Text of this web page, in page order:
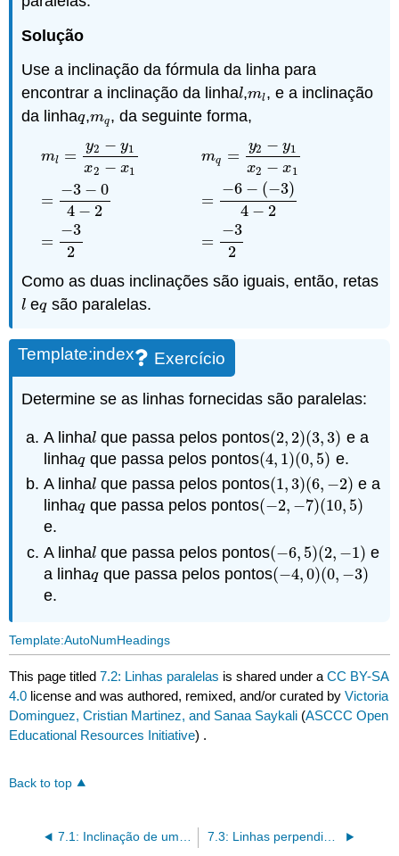
Solução
Use a inclinação da fórmula da linha para
encontrar a inclinação da linhal
l,ml
ml, e a inclinação
da linhaq
q,mq
mq, da seguinte forma,
ml =
y2 − y1
x2 − x1
=
−3 − 0
4 − 2
=
−3
2
mq =
y2 − y1
x2 − x1
=
−6 − (−3)
4 − 2
=
−3
2
=y 2−y1x2− y1x 2−x1=−3−0
Como as duas inclinações são iguais, então, retas
l
l eq
qsão paralelas.
Exercício
Template:index
Determine se as linhas fornecidas são paralelas:
A linhal
lque passa pelos pontos(2, 2)
(2, 2) (3, 3)
(3, 3) e a
linhaq
qque passa pelos pontos(4, 1)
(4, 1) (0, 5)
(0, 5) e.
A linhal
lque passa pelos pontos(1,3)
(1, 3) (6, −2)
(6, −2) e a
linhaq
qque passa pelos pontos(−2, −7)
(−2,−7) (10, 5)
(10, 5)
e.
A linhal
lque passa pelos pontos(−6, 5)
(−6,5) (2, −1)
(2, −1)
e
a linhaq
qque passa pelos pontos(−4,0)
(−4,0) (0, −3)
(0, −3)
e.
Template:AutoNumHeadings
This page titled7.2: Linhas paralelas is shared under aCC BY-SA
4.0 license and was authored, remixed, and/or curated byVictoria
Dominguez, Cristian Martinez, and Sanaa Saykali (ASCCC Open
Educational Resources Initiative) .
Back to top
7.3: Linhas perpendiculares